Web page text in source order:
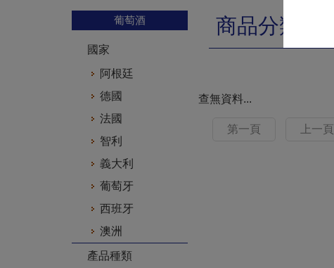
葡萄酒
國家
阿根廷
德國
法國
智利
義大利
葡萄牙
西班牙
澳洲
產品種類
商品分類列表
查無資料...
第一頁 上一頁